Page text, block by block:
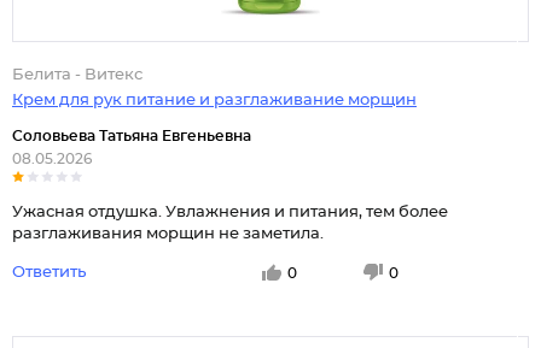
Белита - Витекс
Крем для рук питание и разглаживание морщин
Соловьева Татьяна Евгеньевна
08.05.2026
Ужасная отдушка. Увлажнения и питания, тем более
разглаживания морщин не заметила.
Ответить 0 0